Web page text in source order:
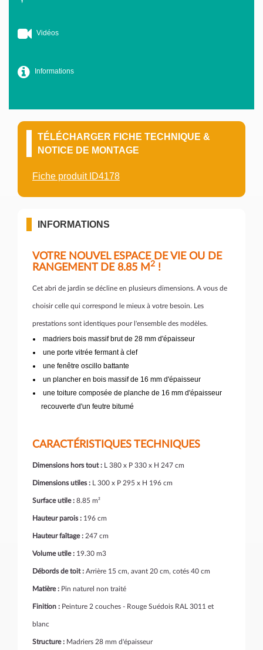
Vidéos
Informations
TÉLÉCHARGER FICHE TECHNIQUE &
NOTICE DE MONTAGE
Fiche produit ID4178
INFORMATIONS
VOTRE NOUVEL ESPACE DE VIE OU DE
RANGEMENT DE 8.85 M 2 !
Cet abri de jardin se décline en plusieurs dimensions. A vous de
choisir celle qui correspond le mieux à votre besoin. Les
prestations sont identiques pour l'ensemble des modèles.
madriers bois massif brut de 28 mm d'épaisseur
une porte vitrée fermant à clef
une fenêtre oscillo battante
un plancher en bois massif de 16 mm d'épaisseur
une toiture composée de planche de 16 mm d'épaisseur
recouverte d'un feutre bitumé
CARACTÉRISTIQUES TECHNIQUES
Dimensions hors tout : L 380 x P 330 x H 247 cm
Dimensions utiles : L 300 x P 295 x H 196 cm
Surface utile : 8.85 m²
Hauteur parois : 196 cm
Hauteur faîtage : 247 cm
Volume utile : 19.30 m3
Débords de toit : Arrière 15 cm, avant 20 cm, cotés 40 cm
Matière : Pin naturel non traité
Finition : Peinture 2 couches - Rouge Suédois RAL 3011 et
blanc
Structure : Madriers 28 mm d'épaisseur